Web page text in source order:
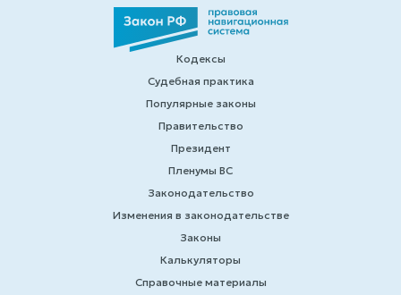
Кодексы
Судебная практика
Популярные законы
Правительство
Президент
Пленумы ВС
Законодательство
Изменения в законодательстве
Законы
Калькуляторы
Справочные материалы